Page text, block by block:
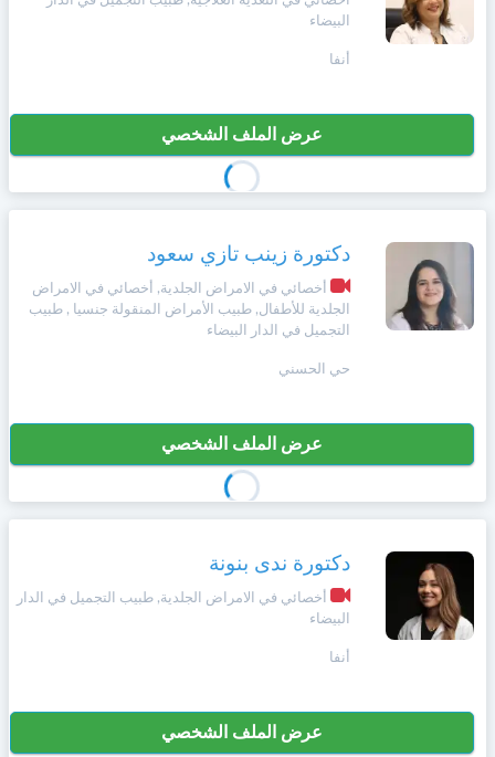
البيضاء
أنفا
عرض الملف الشخصي
دكتورة زينب تازي سعود
أخصائي في الامراض الجلدية, أخصائي في الامراض
الجلدية للأطفال, طبيب الأمراض المنقولة جنسيا , طبيب
التجميل في الدار البيضاء
حي الحسني
عرض الملف الشخصي
دكتورة ندى بنونة
أخصائي في الامراض الجلدية, طبيب التجميل في الدار
البيضاء
أنفا
عرض الملف الشخصي